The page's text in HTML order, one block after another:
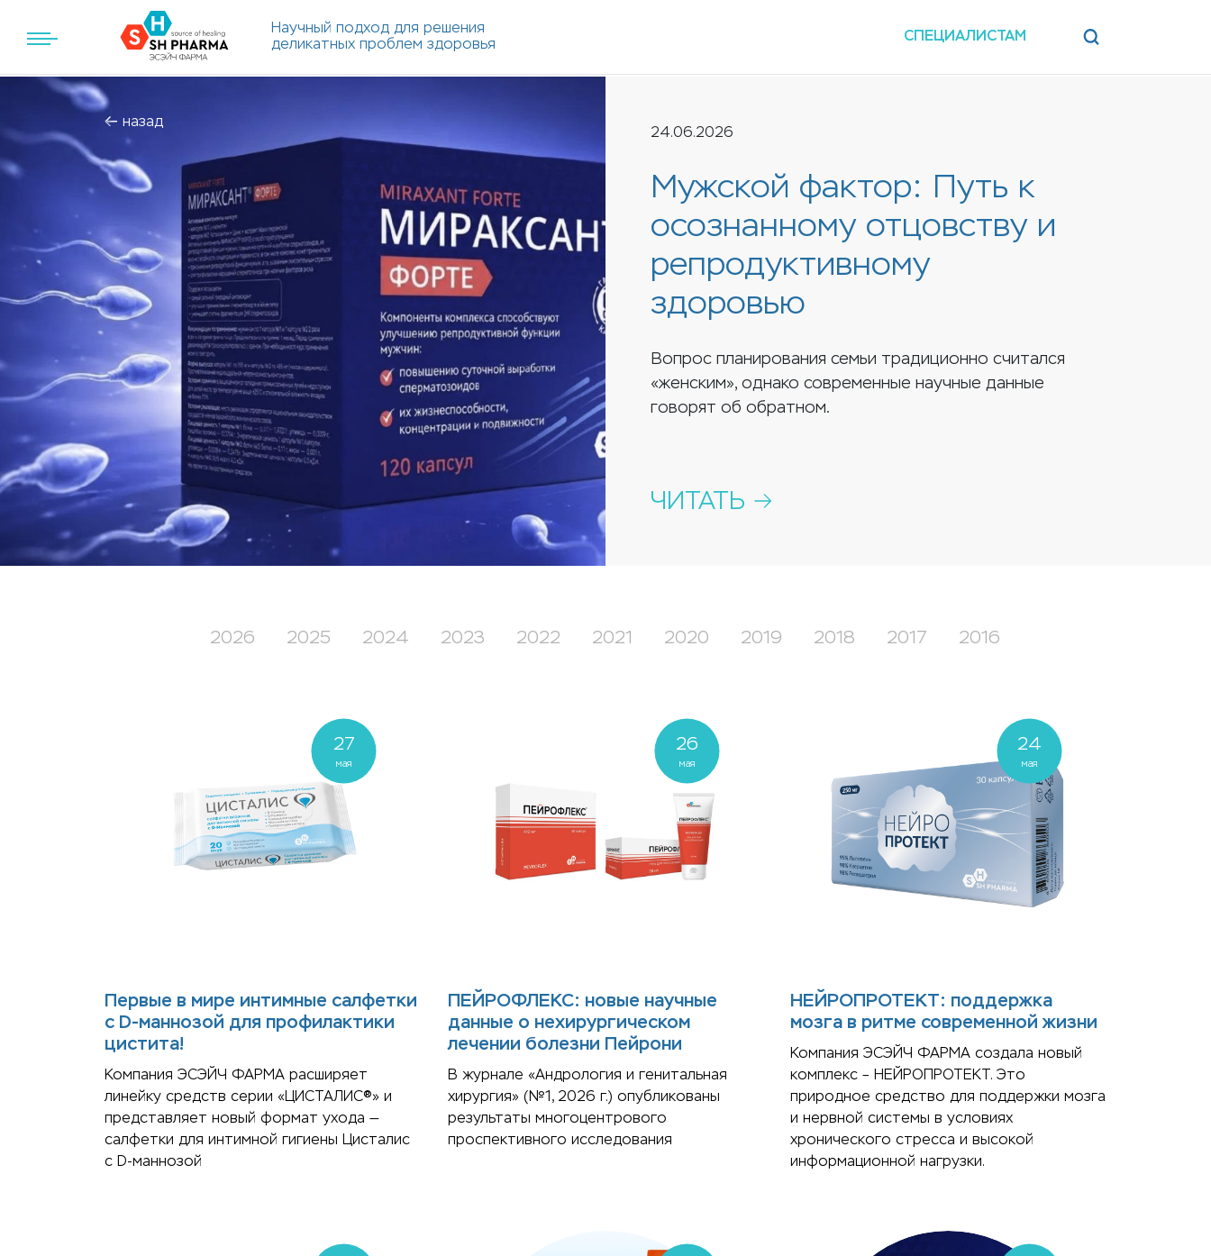
Научный подход для решения
деликатных проблем здоровья
СПЕЦИАЛИСТАМ
назад
24.06.2026
Мужской фактор: Путь к
осознанному отцовству и
репродуктивному
здоровью
Вопрос планирования семьи традиционно считался
«женским», однако современные научные данные
говорят об обратном.
ЧИТАТЬ
2026 2025 2024 2023 2022 2021 2020 2019 2018 2017 2016
27
мая
Первые в мире интимные салфетки
с D-маннозой для профилактики
цистита!
Компания ЭСЭЙЧ ФАРМА расширяет
линейку средств серии «ЦИСТАЛИС®» и
представляет новый формат ухода —
салфетки для интимной гигиены Цисталис
с D-маннозой
26
мая
ПЕЙРОФЛЕКС: новые научные
данные о нехирургическом
лечении болезни Пейрони
В журнале «Андрология и генитальная
хирургия» (№1, 2026 г.) опубликованы
результаты многоцентрового
проспективного исследования
24
мая
НЕЙРОПРОТЕКТ: поддержка
мозга в ритме современной жизни
Компания ЭСЭЙЧ ФАРМА создала новый
комплекс – НЕЙРОПРОТЕКТ. Это
природное средство для поддержки мозга
и нервной системы в условиях
хронического стресса и высокой
информационной нагрузки.